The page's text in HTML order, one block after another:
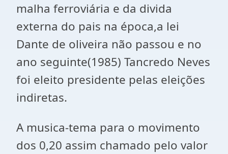
malha ferroviária e da divida
externa do pais na época,a lei
Dante de oliveira não passou e no
ano seguinte(1985) Tancredo Neves
foi eleito presidente pelas eleições
indiretas.
A musica-tema para o movimento
dos 0,20 assim chamado pelo valor